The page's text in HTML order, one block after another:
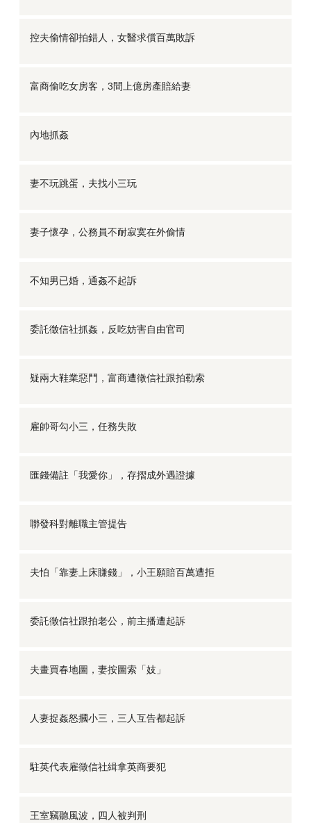
控夫偷情卻拍錯人，女醫求償百萬敗訴
富商偷吃女房客，3間上億房產賠給妻
內地抓姦
妻不玩跳蛋，夫找小三玩
妻子懷孕，公務員不耐寂寞在外偷情
不知男已婚，通姦不起訴
委託徵信社抓姦，反吃妨害自由官司
疑兩大鞋業惡鬥，富商遭徵信社跟拍勒索
雇帥哥勾小三，任務失敗
匯錢備註「我愛你」，存摺成外遇證據
聯發科對離職主管提告
夫怕「靠妻上床賺錢」，小王願賠百萬遭拒
委託徵信社跟拍老公，前主播遭起訴
夫畫買春地圖，妻按圖索「妓」
人妻捉姦怒摑小三，三人互告都起訴
駐英代表雇徵信社緝拿英商要犯
王室竊聽風波，四人被判刑